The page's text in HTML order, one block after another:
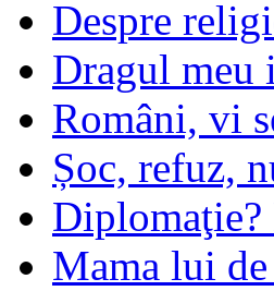
Despre
Dragul meu
Români, vi
Șoc, refuz,
Diplomaţie?
Mama lui de